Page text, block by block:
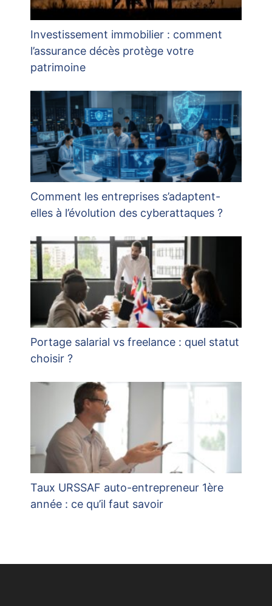
Investissement immobilier : comment
l’assurance décès protège votre
patrimoine
Comment les entreprises s’adaptent-
elles à l’évolution des cyberattaques ?
Portage salarial vs freelance : quel statut
choisir ?
Taux URSSAF auto-entrepreneur 1ère
année : ce qu’il faut savoir